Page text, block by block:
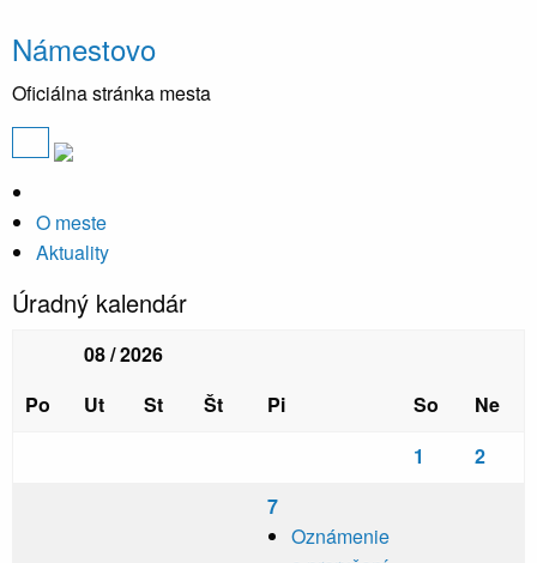
Námestovo
Oficiálna stránka mesta
O meste
Aktuality
Úradný kalendár
08 / 2026
Po
Ut St Št Pi So
Ne
1
2
7
Oznámenie